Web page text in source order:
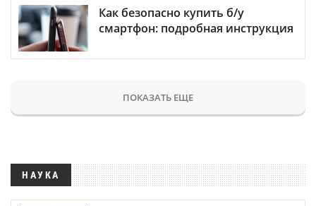
Как безопасно купить б/у
смартфон: подробная инструкция
ПОКАЗАТЬ ЕЩЕ
НАУКА